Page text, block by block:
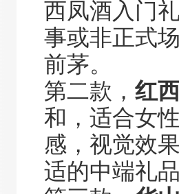
西凤酒入门
事或非正式
前茅。
第二款， 红
和，适合女
感，视觉效
适的中端礼